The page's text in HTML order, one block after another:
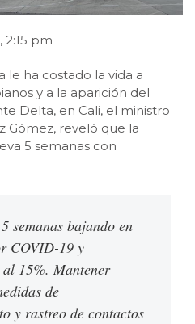
2:15 pm
le ha costado la vida a
y a la aparición del
Delta, en Cali, el ministro
Gómez, reveló que la
5 semanas con
semanas bajando en
COVID-19 y
15%. Mantener
de
y rastreo de contactos